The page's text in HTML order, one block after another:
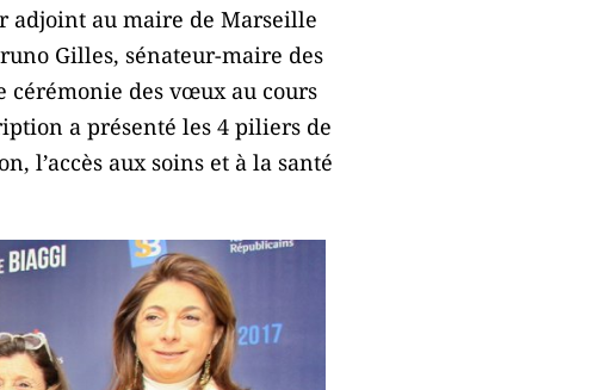
adjoint au maire de Marseille
Gilles, sénateur-maire des
cérémonie des vœux au cours
a présenté les 4 piliers de
l’accès aux soins et à la santé